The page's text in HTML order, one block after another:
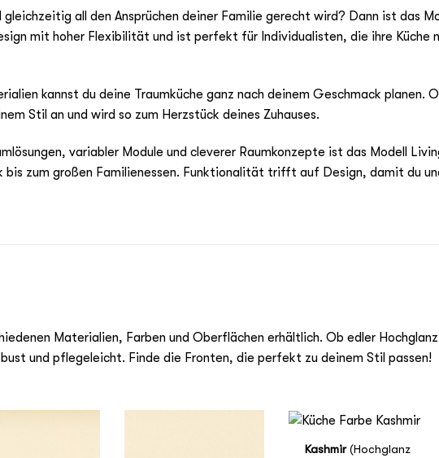
all den Ansprüchen deiner Familie gerecht wird? Dann ist das
mit hoher Flexibilität und ist perfekt für Individualisten, die ihre Küche
kannst du deine Traumküche ganz nach deinem Geschmack planen.
Stil an und wird so zum Herzstück deines Zuhauses.
variabler Module und cleverer Raumkonzepte ist das Modell
zum großen Familienessen. Funktionalität trifft auf Design, damit du
Materialien, Farben und Oberflächen erhältlich. Ob edler
und pflegeleicht. Finde die Fronten, die perfekt zu deinem Stil passen!
Kashmir(Hochglanz